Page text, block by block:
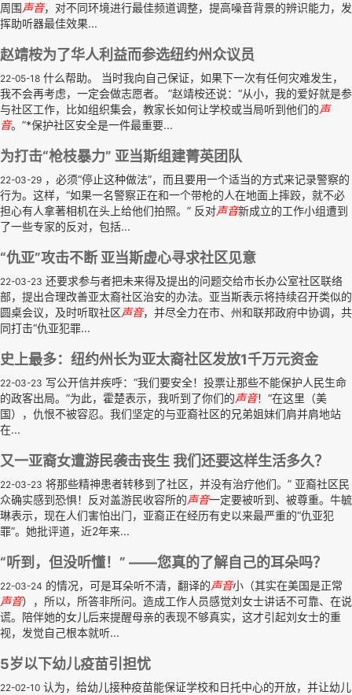
周围声音，对不同环境进行最佳频道调整，提高噪音背景的辨识能力，发
挥助听器最佳效果...
赵靖桉为了华人利益而参选纽约州众议员
22-05-18 什么帮助。 当时我向自己保证，如果下一次有任何灾难发生，
我不会再考虑，一定会做志愿者。 ”赵靖桉还说：“从小，我的爱好就是参
与社区工作，比如组织集会，教家长如何让学校或当局听到他们的声
音。”*保护社区安全是一件最重要...
为打击“枪枝暴力” 亚当斯组建菁英团队
22-03-29 ，必须“停止这种做法”，而且要用一个适当的方式来记录警察的
行为。这样，“如果一名警察正在和一个带枪的人在地面上摔跤，就不必
担心有人拿著相机在头上给他们拍照。” 反对声音新成立的工作小组遭到
了一些专家的反对，包括...
“仇亚”攻击不断 亚当斯虚心寻求社区见意
22-03-23 还要求参与者把未来得及提出的问题交给市长办公室社区联络
部，提出合理改善亚太裔社区治安的办法。亚当斯表示将持续召开类似的
圆桌会议，及时听取社区声音，并尽全力在市、州和联邦政府中协调，共
同打击“仇亚犯罪...
史上最多：纽约州长为亚太裔社区发放1千万元资金
22-03-23 写公开信并疾呼：“我们要安全！投票让那些不能保护人民生命
的政客出局。”为此，霍楚表示，我听到了你们的声音！“在这里（美
国），仇恨不被容忍。我们坚定的与亚裔社区的兄弟姐妹们肩并肩地站
在...
又一亚裔女遭游民袭击丧生 我们还要这样生活多久？
22-03-23 将那些精神患者转移到了社区，并没有治疗他们。” 亚裔社区民
众确实感到恐惧！反对盖游民收容所的声音一定要被听到、被尊重。牛毓
琳表示，现在人们害怕出门，亚裔正在经历有史以来最严重的“仇亚犯
罪”。她批评道，近2年来...
“听到，但没听懂！” ——您真的了解自己的耳朵吗？
22-03-24 的情况，可是耳朵听不清，翻译的声音小（其实在美国是正常
声音），所以，所答非所问。造成工作人员感觉刘女士讲话不可靠、在说
谎。陪伴她的女儿后来提醒母亲的表现不够真实，这才引起刘女士的重
视，发觉自己根本就听...
5岁以下幼儿疫苗引担忧
22-02-10 认为，给幼儿接种疫苗能保证学校和日托中心的开放，并让幼儿